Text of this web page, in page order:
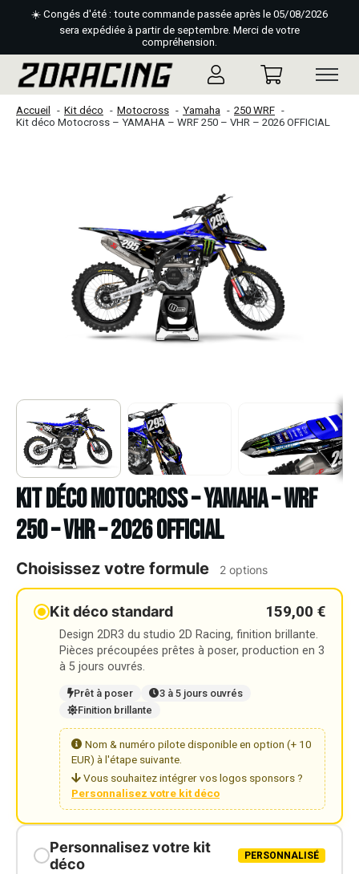
☀️ Congés d'été : toute commande passée après le 05/08/2026
sera expédiée à partir de septembre. Merci de votre
compréhension.
Accueil Kit déco Motocross Yamaha
250 WRF
Kit déco Motocross – YAMAHA – WRF 250 – VHR – 2026 OFFICIAL
Kit déco Motocross – YAMAHA – WRF
250 – VHR – 2026 OFFICIAL
Choisissez votre formule 2 options
Kit déco standard 159,00 €
Design 2DR3 du studio 2D Racing, finition brillante.
Pièces précoupées prêtes à poser, production en 3
à 5 jours ouvrés.
Prêt à poser
3 à 5 jours ouvrés
Finition brillante
Nom & numéro pilote disponible en option (+ 10
EUR) à l'étape suivante.
Vous souhaitez intégrer vos logos sponsors ?
Personnalisez votre kit déco
Personnalisez votre kit
déco
PERSONNALISÉ